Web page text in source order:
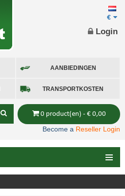
AANBIEDINGEN
TRANSPORTKOSTEN
€
0 product(en) - € 0,00
Login
Become a Reseller Login